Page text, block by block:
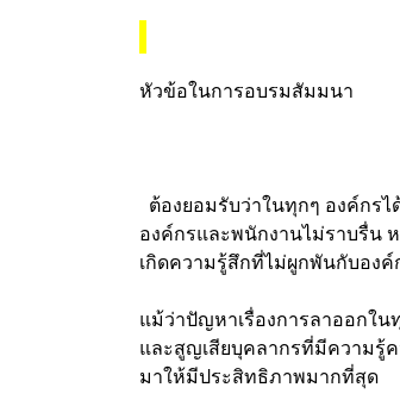
หัวข้อในการอบรมสัมมนา
ต้องยอมรับว่าในทุกๆ องค์กร
องค์กรและพนักงานไม่ราบรื่น
เกิดความรู้สึกที่ไม่ผูกพันกับอง
แม้ว่าปัญหาเรื่องการลาออกใ
และสูญเสียบุคลากรที่มีความรู้
มาให้มีประสิทธิภาพมากที่สุด